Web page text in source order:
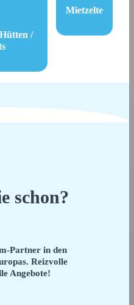
/
Mietzelte
schon?
Partner in den
Reizvolle
Angebote!